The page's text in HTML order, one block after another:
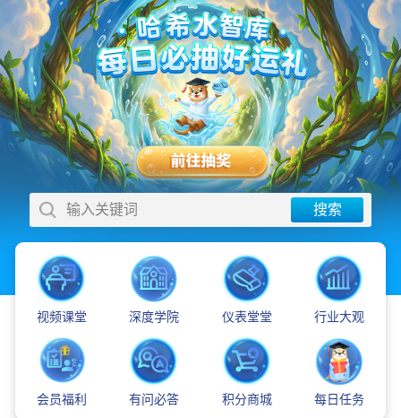
输入关键词 搜索
视频课堂 深度学院 仪表堂堂 行业大观
会员福利 有问必答 积分商城 每日任务